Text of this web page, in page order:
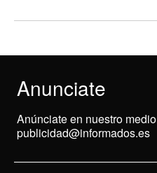
Anunciate
Anúnciate en nuestro medio
publicidad@informados.es